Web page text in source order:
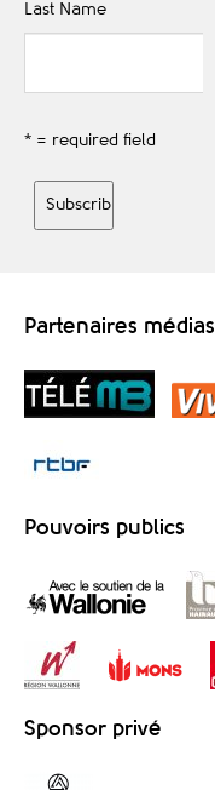
Last Name
* = required field
Partenaires médias
Pouvoirs publics
Sponsor privé